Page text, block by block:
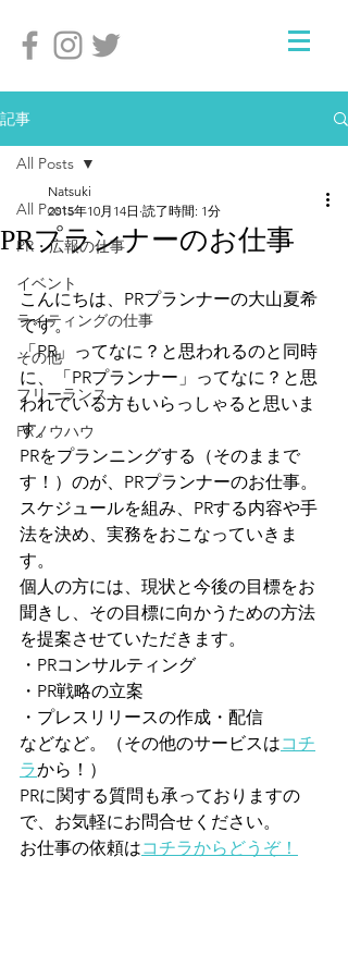
記事
All Posts
PR・広報の仕事
イベント
ライティングの仕事
その他
フリーランス
PRノウハウ
All Posts
PRプランナーのお仕事
Natsuki
2015年10月14日 読了時間: 1分
こんにちは、PRプランナーの大山夏希
です。
「PR」ってなに？と思われるのと同時
に、「PRプランナー」ってなに？と思
われている方もいらっしゃると思いま
す。
PRをプランニングする（そのままで
す！）のが、PRプランナーのお仕事。
スケジュールを組み、PRする内容や手
法を決め、実務をおこなっていきま
す。
個人の方には、現状と今後の目標をお
聞きし、その目標に向かうための方法
を提案させていただきます。
・PRコンサルティング
・PR戦略の立案
・プレスリリースの作成・配信
などなど。（その他のサービスはコチ
ラから！）
PRに関する質問も承っておりますの
で、お気軽にお問合せください。
お仕事の依頼はコチラからどうぞ！